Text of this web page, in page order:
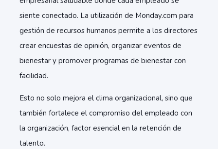
siente conectado. La utilización de Monday.com para
gestión de recursos humanos permite a los directores
crear encuestas de opinión, organizar eventos de
bienestar y promover programas de bienestar con
facilidad.
Esto no solo mejora el clima organizacional, sino que
también fortalece el compromiso del empleado con
la organización, factor esencial en la retención de
talento.